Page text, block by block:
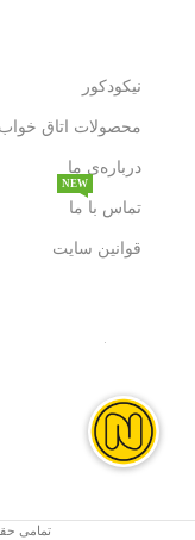
نیکودکور
محصولات اتاق
درباره‌ی ما
تماس با ما
NEW
قوانین سایت
تمامی